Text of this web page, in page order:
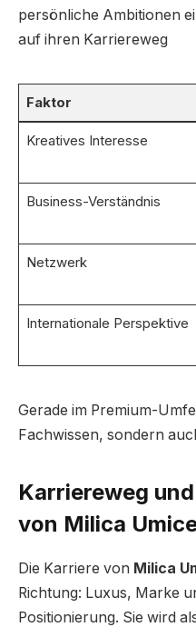
persönliche Ambitionen
auf ihren Karriereweg
Faktor
Kreatives Interesse
Business-Verständnis
Netzwerk
Internationale Perspektive
Gerade im Premium-
Fachwissen, sondern
Karriereweg
von Milica
Die Karriere von Milica
Richtung: Luxus, Marke
Positionierung. Sie wird